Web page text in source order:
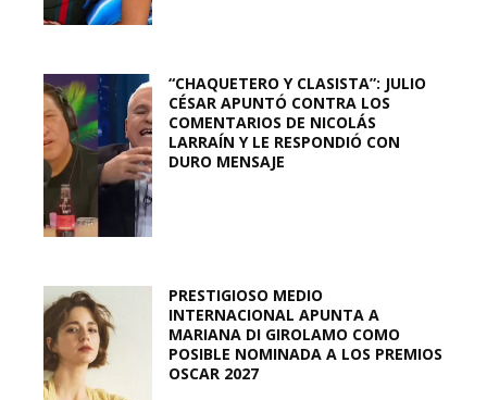
“CHAQUETERO Y CLASISTA”: JULIO
CÉSAR APUNTÓ CONTRA LOS
COMENTARIOS DE NICOLÁS
LARRAÍN Y LE RESPONDIÓ CON
DURO MENSAJE
PRESTIGIOSO MEDIO
INTERNACIONAL APUNTA A
MARIANA DI GIROLAMO COMO
POSIBLE NOMINADA A LOS PREMIOS
OSCAR 2027